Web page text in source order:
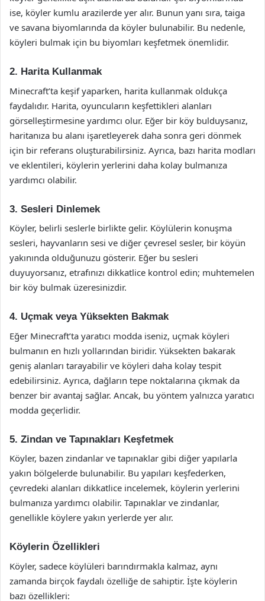
ise, köyler kumlu arazilerde yer alır. Bunun yanı sıra, taiga
ve savana biyomlarında da köyler bulunabilir. Bu nedenle,
köyleri bulmak için bu biyomları keşfetmek önemlidir.
2. Harita Kullanmak
Minecraft’ta keşif yaparken, harita kullanmak oldukça
faydalıdır. Harita, oyuncuların keşfettikleri alanları
görselleştirmesine yardımcı olur. Eğer bir köy bulduysanız,
haritanıza bu alanı işaretleyerek daha sonra geri dönmek
için bir referans oluşturabilirsiniz. Ayrıca, bazı harita modları
ve eklentileri, köylerin yerlerini daha kolay bulmanıza
yardımcı olabilir.
3. Sesleri Dinlemek
Köyler, belirli seslerle birlikte gelir. Köylülerin konuşma
sesleri, hayvanların sesi ve diğer çevresel sesler, bir köyün
yakınında olduğunuzu gösterir. Eğer bu sesleri
duyuyorsanız, etrafınızı dikkatlice kontrol edin; muhtemelen
bir köy bulmak üzeresinizdir.
4. Uçmak veya Yüksekten Bakmak
Eğer Minecraft’ta yaratıcı modda iseniz, uçmak köyleri
bulmanın en hızlı yollarından biridir. Yüksekten bakarak
geniş alanları tarayabilir ve köyleri daha kolay tespit
edebilirsiniz. Ayrıca, dağların tepe noktalarına çıkmak da
benzer bir avantaj sağlar. Ancak, bu yöntem yalnızca yaratıcı
modda geçerlidir.
5. Zindan ve Tapınakları Keşfetmek
Köyler, bazen zindanlar ve tapınaklar gibi diğer yapılarla
yakın bölgelerde bulunabilir. Bu yapıları keşfederken,
çevredeki alanları dikkatlice incelemek, köylerin yerlerini
bulmanıza yardımcı olabilir. Tapınaklar ve zindanlar,
genellikle köylere yakın yerlerde yer alır.
Köylerin Özellikleri
Köyler, sadece köylüleri barındırmakla kalmaz, aynı
zamanda birçok faydalı özelliğe de sahiptir. İşte köylerin
bazı özellikleri: